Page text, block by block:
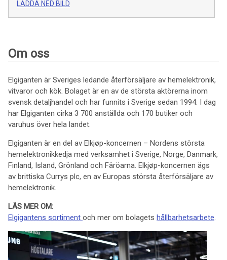
LADDA NED BILD
Om oss
Elgiganten är Sveriges ledande återförsäljare av hemelektronik,
vitvaror och kök. Bolaget är en av de största aktörerna inom
svensk detaljhandel och har funnits i Sverige sedan 1994. I dag
har Elgiganten cirka 3 700 anställda och 170 butiker och
varuhus över hela landet.
Elgiganten är en del av Elkjøp-koncernen – Nordens största
hemelektronikkedja med verksamhet i Sverige, Norge, Danmark,
Finland, Island, Grönland och Färöarna. Elkjøp-koncernen ägs
av brittiska Currys plc, en av Europas största återförsäljare av
hemelektronik.
LÄS MER OM:
Elgigantens sortiment och mer om bolagets hållbarhetsarbete.